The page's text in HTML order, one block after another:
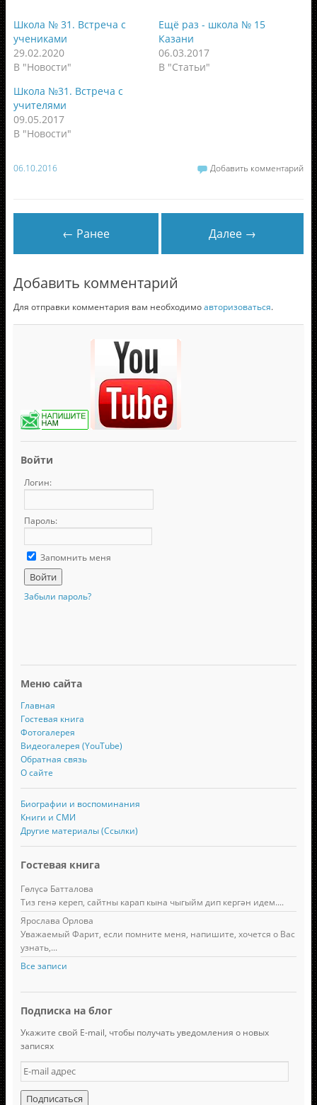
Школа № 31. Встреча с
учениками
29.02.2020
В "Новости"
Ещё раз - школа № 15
Казани
06.03.2017
В "Статьи"
Школа №31. Встреча с
учителями
09.05.2017
В "Новости"
06.10.2016 Добавить комментарий
← Ранее Далее →
Добавить комментарий
Для отправки комментария вам необходимоавторизоваться.
Войти
Логин:
Пароль:
Запомнить меня
Забыли пароль?
Меню сайта
Главная
Гостевая книга
Фотогалерея
Видеогалерея (YouTube)
Обратная связь
О сайте
Биографии и воспоминания
Книги и СМИ
Другие материалы (Ссылки)
Гостевая книга
Гөлүсә Батталова
Тиз генә кереп, сайтны карап кына чыгыйм дип кергән идем....
Ярослава Орлова
Уважаемый Фарит, если помните меня, напишите, хочется о Вас
узнать,...
Все записи
Подписка на блог
Укажите свой E-mail, чтобы получать уведомления о новых
записях
E
-
m